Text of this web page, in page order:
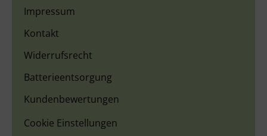
Impressum
Kontakt
Widerrufsrecht
Batterieentsorgung
Kundenbewertungen
Cookie Einstellungen